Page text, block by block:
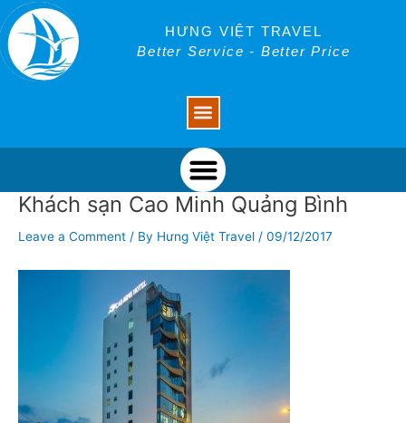
Skip
to
content
HƯNG VIỆT TRAVEL
Better Service - Better Price
Menu
Khách sạn Cao Minh Quảng Bình
Leave a Comment / By Hưng Việt Travel / 09/12/2017
Post
navigation